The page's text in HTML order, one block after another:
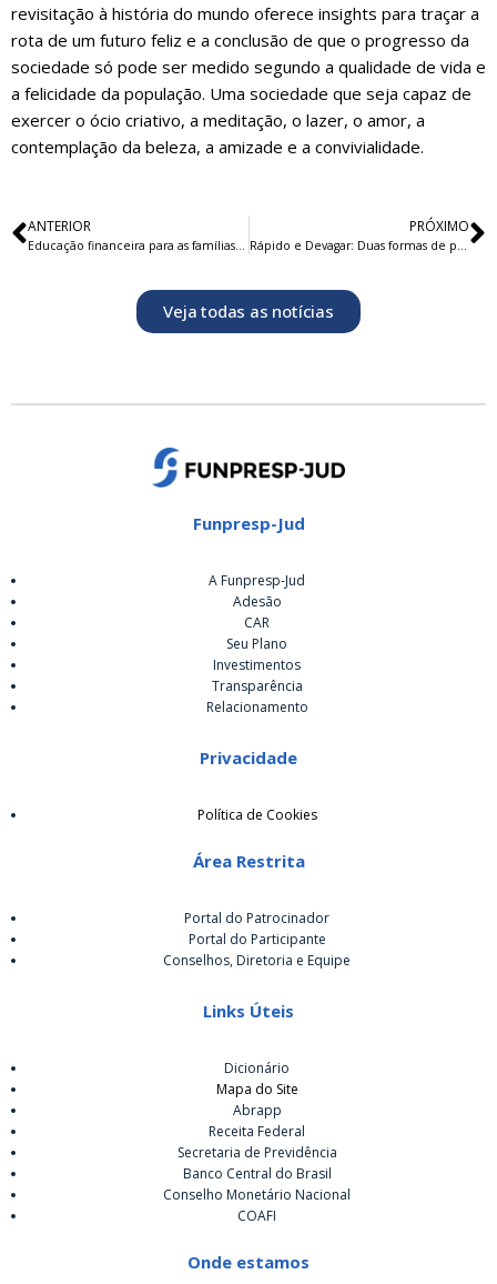
revisitação à história do mundo oferece insights para traçar a
rota de um futuro feliz e a conclusão de que o progresso da
sociedade só pode ser medido segundo a qualidade de vida e
a felicidade da população. Uma sociedade que seja capaz de
exercer o ócio criativo, a meditação, o lazer, o amor, a
contemplação da beleza, a amizade e a convivialidade.
ANTERIOR PRÓXIMO
Veja todas as notícias
Funpresp-Jud
A Funpresp-Jud
Adesão
CAR
Seu Plano
Investimentos
Transparência
Relacionamento
Privacidade
Política de Cookies
Área Restrita
Portal do Patrocinador
Portal do Participante
Conselhos, Diretoria e Equipe
Links Úteis
Dicionário
Mapa do Site
Abrapp
Receita Federal
Secretaria de Previdência
Banco Central do Brasil
Conselho Monetário Nacional
COAFI
Onde estamos